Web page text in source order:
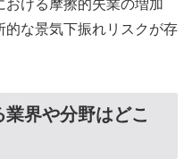
おける摩擦的失業の増加
な景気下振れリスクが存
界や分野はどこ